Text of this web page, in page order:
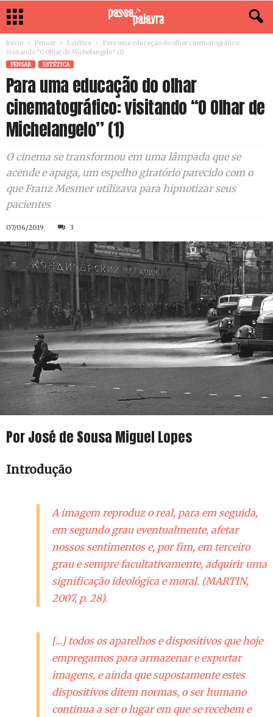
Início Pensar Estética
Para uma educação do olhar cinematográfico:
visitando “O Olhar de Michelangelo” (1)
PENSAR ESTÉTICA
Para uma educação do olhar
cinematográfico: visitando “O Olhar de
Michelangelo” (1)
O cinema se transformou em uma lâmpada que se
acende e apaga, um espelho giratório parecido com o
que Franz Mesmer utilizava para hipnotizar seus
pacientes
07/06/2019 3
Por José de Sousa Miguel Lopes
Introdução
A imagem reproduz o real, para em seguida,
em segundo grau eventualmente, afetar
nossos sentimentos e, por fim, em terceiro
grau e sempre facultativamente, adquirir uma
significação ideológica e moral. (MARTIN,
2007, p. 28).
[…] todos os aparelhos e dispositivos que hoje
empregamos para armazenar e exportar
imagens, e ainda que supostamente estes
dispositivos ditem normas, o ser humano
continua a ser o lugar em que se recebem e